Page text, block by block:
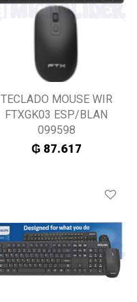
TECLADO MOUSE WIR
FTXGK03 ESP/BLAN
099598
₲87.617